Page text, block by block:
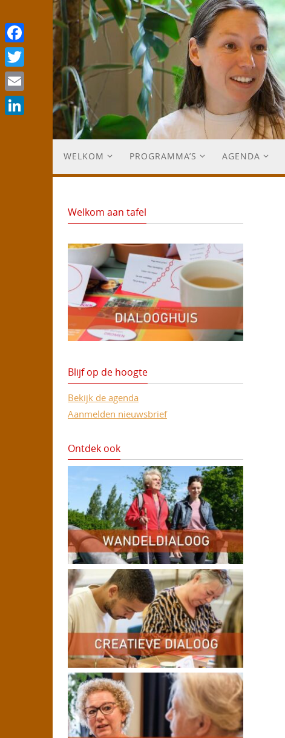
WELKOM PROGRAMMA’S AGENDA
Welkom aan tafel
Blijf op de hoogte
Bekijk de agenda
Aanmelden nieuwsbrief
Ontdek ook
Facebook
Twitter
Email